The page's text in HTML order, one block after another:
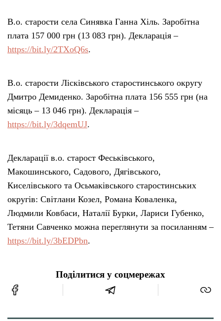
В.о. старости села Синявка Ганна Хіль. Заробітна
плата 157 000 грн (13 083 грн). Декларація –
https://bit.ly/2TXoQ6s.
В.о. старости Лісківського старостинського округу
Дмитро Демиденко. Заробітна плата 156 555 грн (на
місяць – 13 046 грн). Декларація –
https://bit.ly/3dqemUJ.
Декларації в.о. старост Феськівського,
Макошинського, Садового, Дягівського,
Киселівського та Осьмаківського старостинських
округів: Світлани Козел, Романа Коваленка,
Людмили Ковбаси, Наталії Бурки, Лариси Губенко,
Тетяни Савченко можна переглянути за посиланням –
https://bit.ly/3bEDPbn.
Поділитися у соцмережах